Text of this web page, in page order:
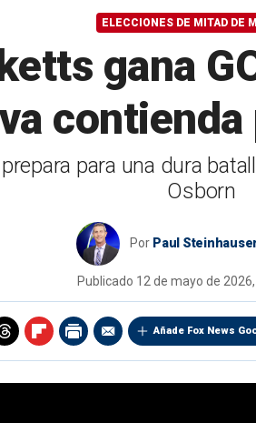
ELECCIONES DE MITAD DE
gana
contienda
para una dura
Osborn
Por Paul
Publicado 12 de mayo de
Añade Fox News